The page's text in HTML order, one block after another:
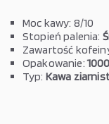
Moc kawy: 8/10
Stopień palenia:
Zawartość
Opakowanie:
Typ: Kawa